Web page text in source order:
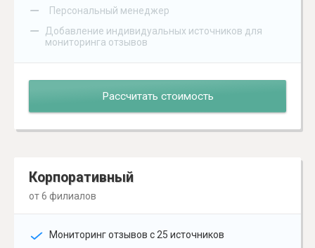
– Персональный менеджер
–
Добавление индивидуальных источников для
мониторинга отзывов
Рассчитать стоимость
Корпоративный
от 6 филиалов
Мониторинг отзывов с 25 источников